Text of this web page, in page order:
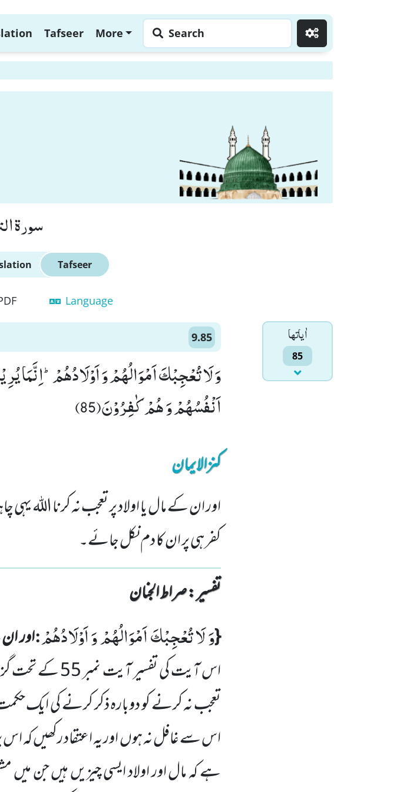
Tafseer More Search
سورة
Tafseer
Language
اٰياتها
85
9.85
وَ لَا تُعْجِبْكَ اَمْوَالُهُمْ وَ اَوْلَادُهُمْؕ-اِنَّمَا
اَنْفُسُهُمْ وَ هُمْ كٰفِرُوْنَ(85)
کنزالایمان
اور ان کے مال یا اولاد پر تعجب نہ کرنا اللہ
کفر ہی پر ان کا دم نکل جائے۔
تفسیر : ‎صراط الجنان
{وَ لَا تُعْجِبْكَ اَمْوَالُهُمْ وَ اَوْلَادُهُمْ:اور
اس آیت کی تفسیر آیتنمبر55کے تحت
تعجب نہ کرنے کو دوبارہ ذکر کرنے کی ایک
اس سے غافل نہ ہوں اور یہ اعتقاد رکھیں کہ
ہے کہ مال اور اولاد ایسی چیزیں ہیں جن